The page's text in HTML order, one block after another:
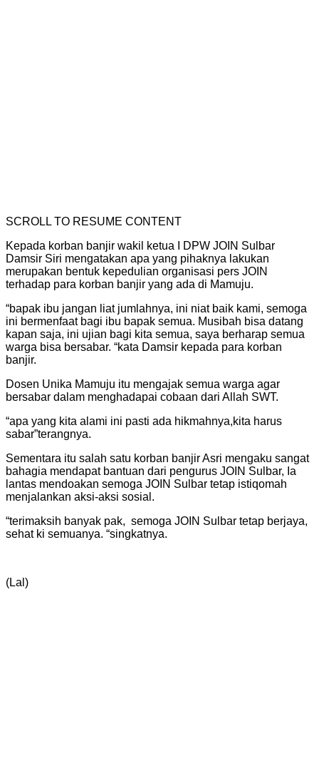
SCROLL TO RESUME CONTENT
Kepada korban banjir wakil ketua I DPW JOIN Sulbar
Damsir Siri mengatakan apa yang pihaknya lakukan
merupakan bentuk kepedulian organisasi pers JOIN
terhadap para korban banjir yang ada di Mamuju.
“bapak ibu jangan liat jumlahnya, ini niat baik kami, semoga
ini bermenfaat bagi ibu bapak semua. Musibah bisa datang
kapan saja, ini ujian bagi kita semua, saya berharap semua
warga bisa bersabar. “kata Damsir kepada para korban
banjir.
Dosen Unika Mamuju itu mengajak semua warga agar
bersabar dalam menghadapai cobaan dari Allah SWT.
“apa yang kita alami ini pasti ada hikmahnya,kita harus
sabar”terangnya.
Sementara itu salah satu korban banjir Asri mengaku sangat
bahagia mendapat bantuan dari pengurus JOIN Sulbar, Ia
lantas mendoakan semoga JOIN Sulbar tetap istiqomah
menjalankan aksi-aksi sosial.
“terimaksih banyak pak, semoga JOIN Sulbar tetap berjaya,
sehat ki semuanya. “singkatnya.
(Lal)